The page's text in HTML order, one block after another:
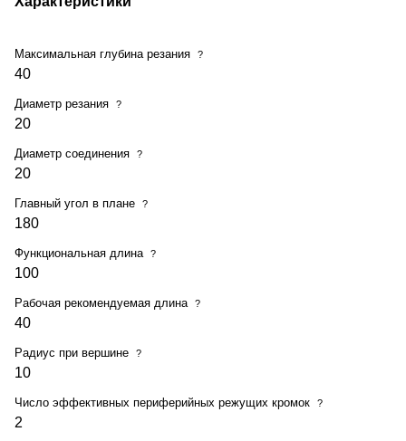
Максимальная глубина резания ?
40
Диаметр резания ?
20
Диаметр соединения ?
20
Главный угол в плане ?
180
Функциональная длина ?
100
Рабочая рекомендуемая длина ?
40
Радиус при вершине ?
10
Число эффективных периферийных режущих кромок ?
2